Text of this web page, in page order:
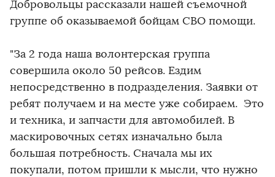
Добровольцы рассказали нашей съемочной
группе об оказываемой бойцам СВО помощи.
"За 2 года наша волонтерская группа
совершила около 50 рейсов. Ездим
непосредственно в подразделения. Заявки от
ребят получаем и на месте уже собираем. Это
и техника, и запчасти для автомобилей. В
маскировочных сетях изначально была
большая потребность. Сначала мы их
покупали, потом пришли к мысли, что нужно